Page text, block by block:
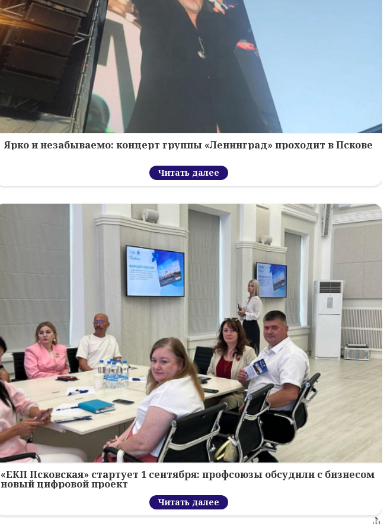
Ярко и незабываемо: концерт группы «Ленинград» проходит в Пскове
Читать далее
«ЕКП Псковская» стартует 1 сентября: профсоюзы обсудили с бизнесом
новый цифровой проект
Читать далее